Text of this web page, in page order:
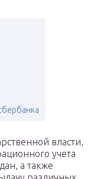
власти,
учета
а также